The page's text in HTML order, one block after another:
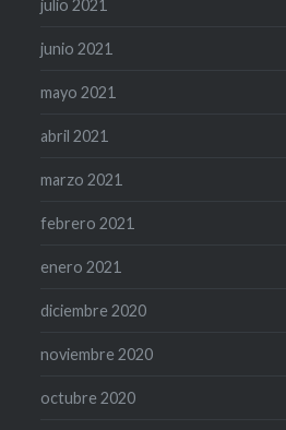
julio 2021
junio 2021
mayo 2021
abril 2021
marzo 2021
febrero 2021
enero 2021
diciembre 2020
noviembre 2020
octubre 2020